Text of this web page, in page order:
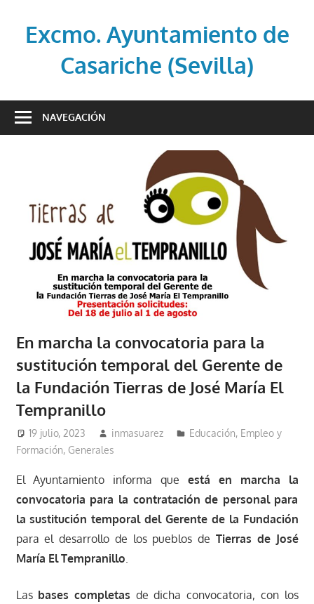
contenidoExcmo. Ayuntamiento de
Casariche (Sevilla)
oficial
(Sevilla)
NAVEGACIÓN
En marcha la convocatoria para la
sustitución temporal del Gerente de
la Fundación Tierras de José María El
Tempranillo
19 julio, 2023 inmasuarez
Educación, Empleo y
Formación, Generales
El Ayuntamiento informa que está en marcha la
convocatoria para la contratación de personal para
la sustitución temporal del Gerente de la Fundación
para el desarrollo de los pueblos de Tierras de José
María El Tempranillo.
Las bases completas de dicha convocatoria, con los